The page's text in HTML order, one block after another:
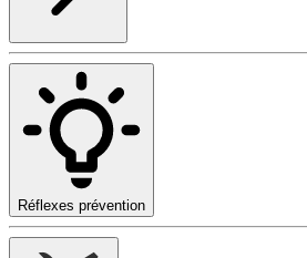
Réflexes prévention